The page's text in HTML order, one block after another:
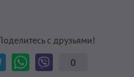
с друзьями!
0